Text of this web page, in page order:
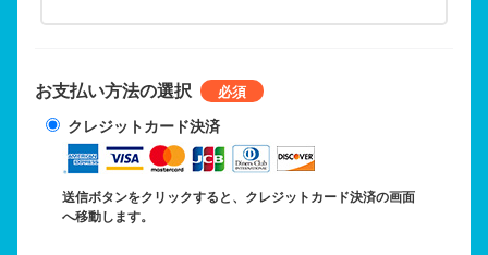
お支払い方法の選択
クレジットカード決済
送信ボタンをクリックすると、クレジットカード決済の画面
へ移動します。